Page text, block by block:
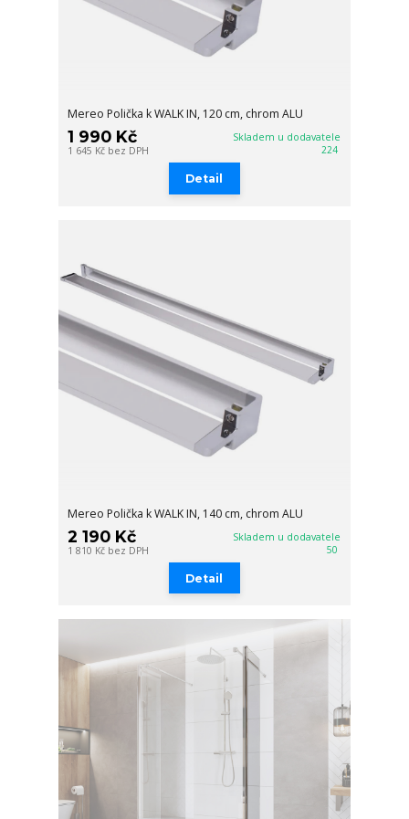
Mereo Polička k WALK IN, 120 cm, chrom ALU
1 990 Kč
1 645 Kč bez DPH
Skladem u dodavatele
224
Detail
Mereo Polička k WALK IN, 140 cm, chrom ALU
2 190 Kč
1 810 Kč bez DPH
Skladem u dodavatele
50
Detail